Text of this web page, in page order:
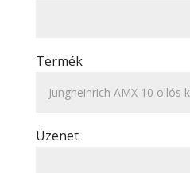
Termék
Üzenet